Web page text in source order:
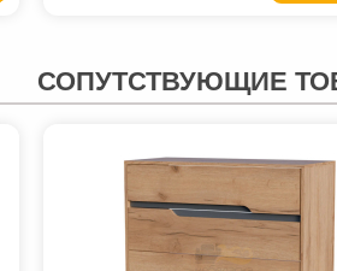
СОПУТСТВУЮЩИЕ